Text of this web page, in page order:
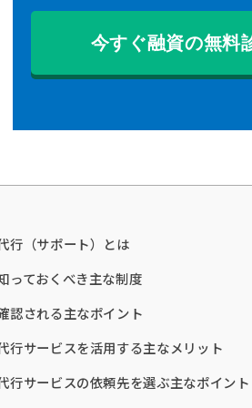
今すぐ融資の無料
行（サポート）とは
っておくべき主な制度
認される主なポイント
行サービスを活用する主なメリット
行サービスの依頼先を選ぶ主なポイント